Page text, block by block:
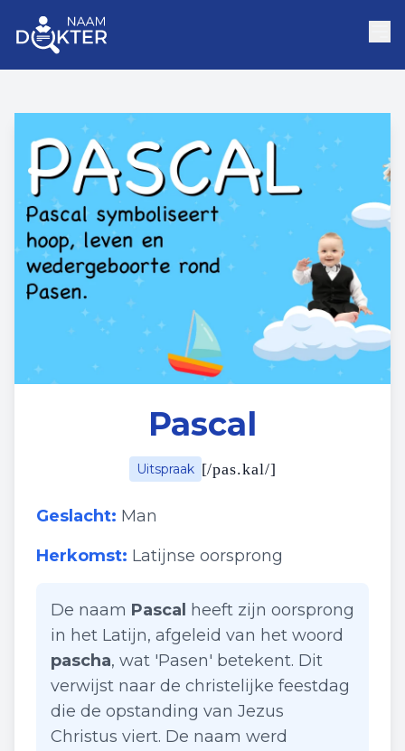
Pascal
Uitspraak [/pas.kal/]
Geslacht: Man
Herkomst: Latijnse oorsprong
De naam Pascal
heeft zijn oorsprong
in het Latijn, afgeleid van het woord
pascha, wat 'Pasen' betekent. Dit
verwijst naar de christelijke feestdag
die de opstanding van Jezus
Christus viert. De naam werd